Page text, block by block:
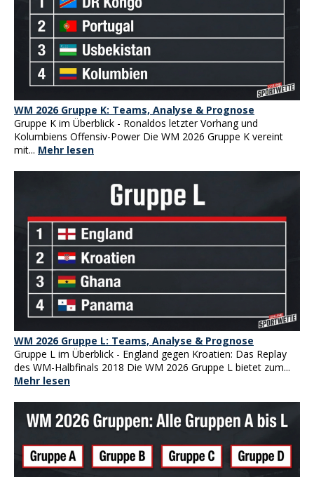
WM 2026 Gruppe K: Teams, Analyse & Prognose
Gruppe K im Überblick - Ronaldos letzter Vorhang und
Kolumbiens Offensiv-Power Die WM 2026 Gruppe K vereint
mit... Mehr lesen
WM 2026 Gruppe L: Teams, Analyse & Prognose
Gruppe L im Überblick - England gegen Kroatien: Das Replay
des WM-Halbfinals 2018 Die WM 2026 Gruppe L bietet zum...
Mehr lesen